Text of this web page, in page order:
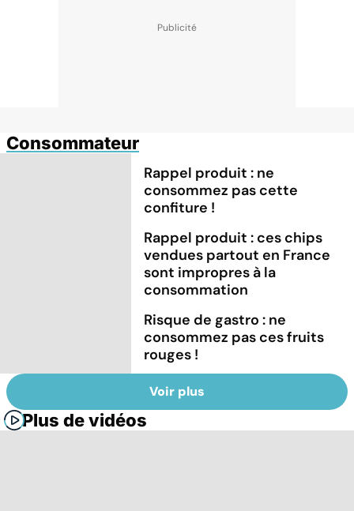
Consommateur
Rappel produit : ne
consommez pas cette
confiture !
Rappel produit : ces chips
vendues partout en France
sont impropres à la
consommation
Risque de gastro : ne
consommez pas ces fruits
rouges !
Voir plus
Plus de vidéos